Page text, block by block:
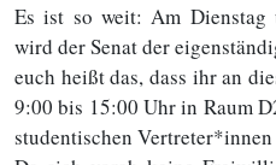
Es ist so weit: Am Dienstag
wird der Senat der
euch heißt das, dass ihr an
9:00 bis 15:00 Uhr in Raum
studentischen